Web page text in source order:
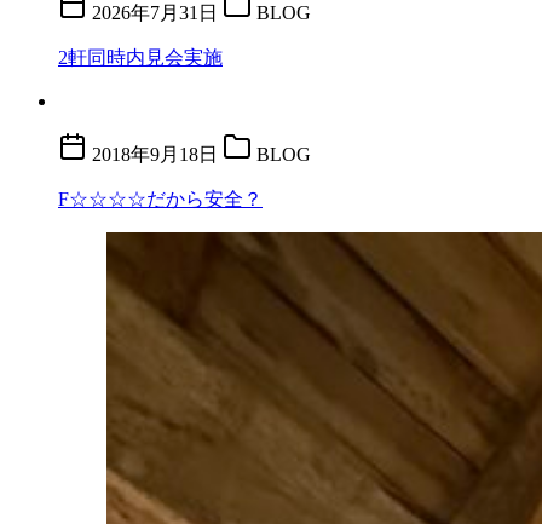
2026年7月31日 BLOG
2軒同時内見会実施
2018年9月18日 BLOG
F☆☆☆☆だから安全？